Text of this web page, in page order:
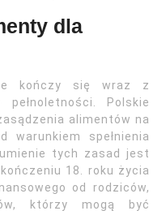
dla
kończy się wraz z
Polskie
alimentów na
warunkiem spełnienia
tych zasad jest
18. roku życia
od rodziców,
którzy mogą być